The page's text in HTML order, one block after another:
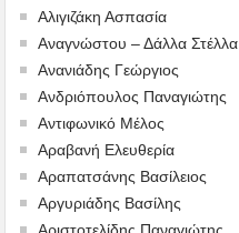
Αλιγιζάκη Ασπασία
Αναγνώστου – Δάλλα Στέλλα
Ανανιάδης Γεώργιος
Ανδριόπουλος Παναγιώτης
Αντιφωνικό Μέλος
Αραβανή Ελευθερία
Αραπατσάνης Βασίλειος
Αργυριάδης Βασίλης
Αριστοτελίδης Παναγιώτης